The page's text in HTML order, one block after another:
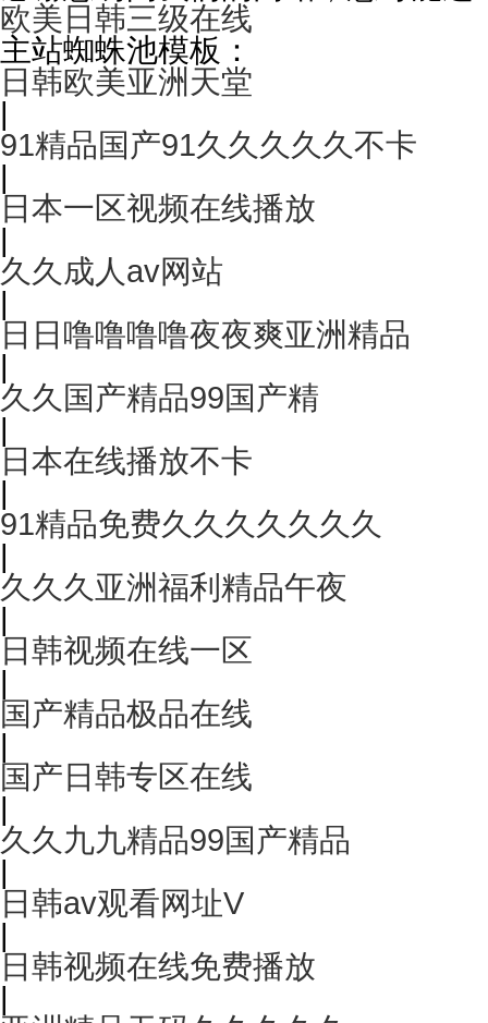
欧美日韩三级在线
主站蜘蛛池模板：
日韩欧美亚洲天堂
|
91精品国产91久久久久久不卡
|
日本一区视频在线播放
|
久久成人av网站
|
日日噜噜噜噜夜夜爽亚洲精品
|
久久国产精品99国产精
|
日本在线播放不卡
|
91精品免费久久久久久久久
|
久久久亚洲福利精品午夜
|
日韩视频在线一区
|
国产精品极品在线
|
国产日韩专区在线
|
久久九九精品99国产精品
|
日韩av观看网址V
|
日韩视频在线免费播放
|